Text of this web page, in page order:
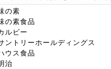
の素
の素食品
ルビー
ントリーホールディングス
ウス食品
治